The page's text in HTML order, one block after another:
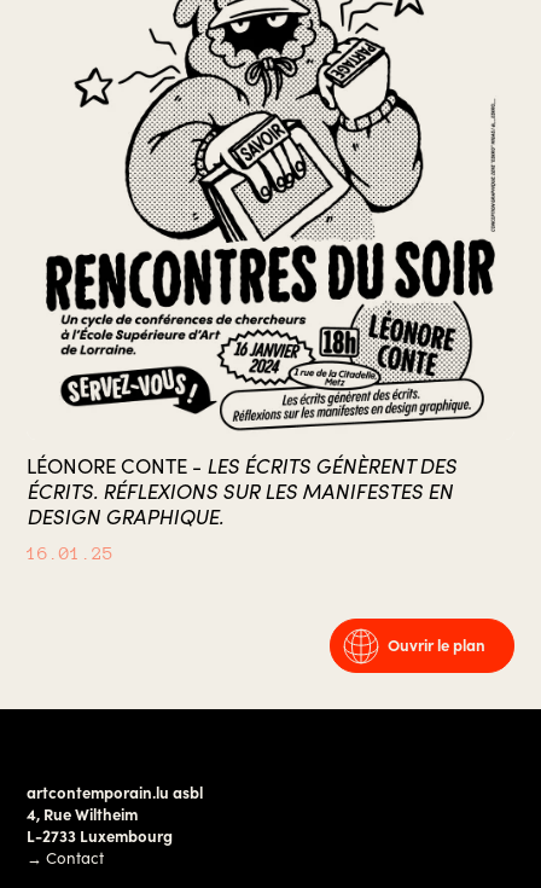
LÉONORE CONTE - LES ÉCRITS GÉNÈRENT DES
ÉCRITS. RÉFLEXIONS SUR LES MANIFESTES EN
DESIGN GRAPHIQUE.
16.01.25
Ouvrir le plan
artcontemporain.lu asbl
4, Rue Wiltheim
L-2733 Luxembourg
→Contact